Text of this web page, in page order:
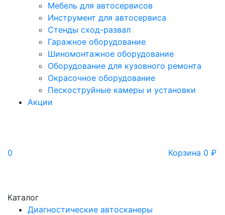
Мебель для автосервисов
Инструмент для автосервиса
Стенды сход-развал
Гаражное оборудование
Шиномонтажное оборудование
Оборудование для кузовного ремонта
Окрасочное оборудование
Пескоструйные камеры и установки
Акции
0 Корзина 0 ₽
Каталог
Диагностические автосканеры